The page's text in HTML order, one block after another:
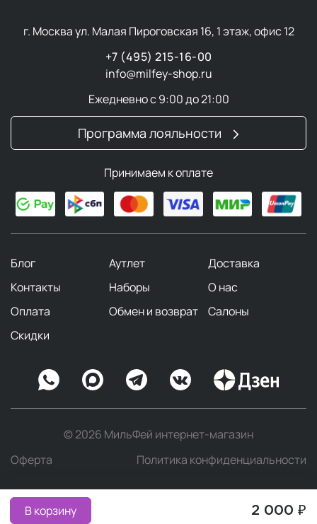
В корзину 2 000 ₽
г. Москва ул. Малая Пироговская 16, 1 этаж, офис 12
+7 (495) 215-16-00
info@milfey-shop.ru
Ежедневно с 9:00 до 21:00
Программа лояльности
Принимаем к оплате
Блог Аутлет
Доставка
Контакты
Наборы
О нас
Оплата
Обмен и возврат
Салоны
Скидки
© 2026 МильФей интернет-магазин
Оферта
Политика конфиденциальности